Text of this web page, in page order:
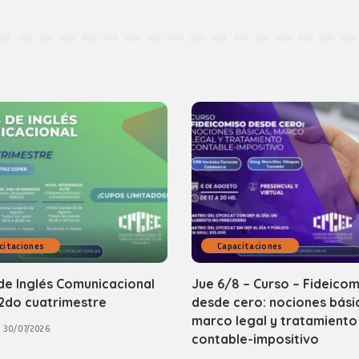
Inglés Comunicacional
cuatrimestre
30/07/2026
Capacitaciones
Jue 6/8 – Curso –
desde cero: nociones
marco legal y tratamiento
contable-impositivo